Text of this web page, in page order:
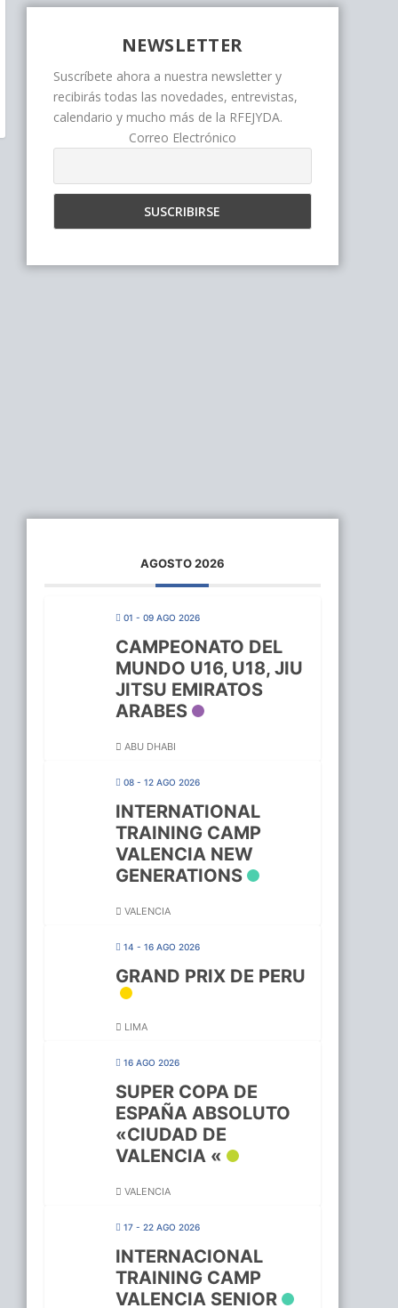
NEWSLETTER
Suscríbete ahora a nuestra newsletter y
recibirás todas las novedades, entrevistas,
calendario y mucho más de la RFEJYDA.
Correo Electrónico
AGOSTO 2026
01 - 09 AGO 2026
CAMPEONATO DEL
MUNDO U16, U18, JIU
JITSU EMIRATOS
ARABES
ABU DHABI
08 - 12 AGO 2026
INTERNATIONAL
TRAINING CAMP
VALENCIA NEW
GENERATIONS
VALENCIA
14 - 16 AGO 2026
GRAND PRIX DE PERU
LIMA
16 AGO 2026
SUPER COPA DE
ESPAÑA ABSOLUTO
«CIUDAD DE
VALENCIA «
VALENCIA
17 - 22 AGO 2026
INTERNACIONAL
TRAINING CAMP
VALENCIA SENIOR